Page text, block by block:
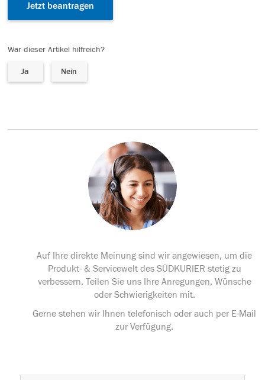
Jetzt beantragen
War dieser Artikel hilfreich?
Ja Nein
Auf Ihre direkte Meinung sind wir angewiesen, um die
Produkt- & Servicewelt des SÜDKURIER stetig zu
verbessern. Teilen Sie uns Ihre Anregungen, Wünsche
oder Schwierigkeiten mit.
Gerne stehen wir Ihnen telefonisch oder auch per E-Mail
zur Verfügung.